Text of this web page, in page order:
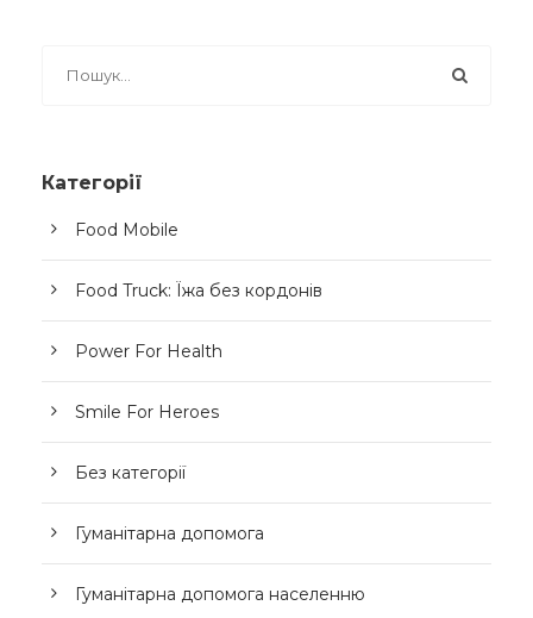
Категорії
Food Mobile
Food Truck: Їжа без кордонів
Power For Health
Smile For Heroes
Без категорії
Гуманітарна допомога
Гуманітарна допомога населенню